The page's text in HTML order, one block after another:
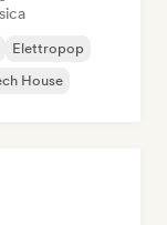
Elettropop
House